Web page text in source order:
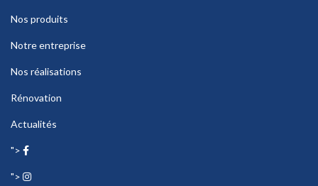
Nos produits
Notre entreprise
Nos réalisations
Rénovation
Actualités
">
">